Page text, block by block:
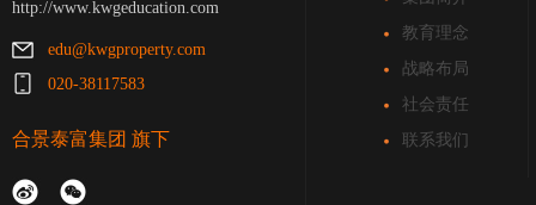
http://www.kwgeducation.com
edu@kwgproperty.com
020-38117583
合景泰富集团 旗下
教育理念
战略布局
社会责任
联系我们